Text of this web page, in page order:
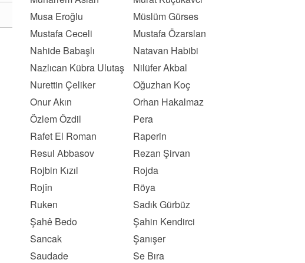
Musa Eroğlu
Müslüm Gürses
Mustafa Ceceli
Mustafa Özarslan
Nahide Babaşlı
Natavan Habibi
Nazlıcan Kübra Ulutaş
Nilüfer Akbal
Nurettin Çeliker
Oğuzhan Koç
Onur Akın
Orhan Hakalmaz
Özlem Özdil
Pera
Rafet El Roman
Raperin
Resul Abbasov
Rezan Şirvan
Rojbin Kızıl
Rojda
Rojîn
Röya
Ruken
Sadık Gürbüz
Şahê Bedo
Şahin Kendirci
Sancak
Şanışer
Saudade
Se Bıra